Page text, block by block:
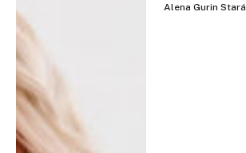
Alena Gurin Stará